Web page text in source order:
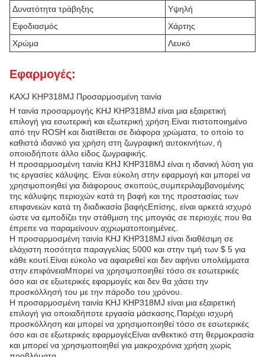
Δυνατότητα τράβηξης
Υψηλή
Εφοδιασμός
Χάρτης
Χρώμα
Λευκό
Εφαρμογές:
ΚΑΧJ KHP318MJ Προσαρμοσμένη ταινία
Η ταινία προσαρμογής KHJ KHP318MJ είναι μια εξαιρετική
επιλογή για εσωτερική και εξωτερική χρήση.Είναι πιστοποιημένο
από την ROSH και διατίθεται σε διάφορα χρώματα, το οποίο το
καθιστά ιδανικό για χρήση στη ζωγραφική αυτοκινήτων, ή
οποιοδήποτε άλλο είδος ζωγραφικής.
Η προσαρμοσμένη ταινία KHJ KHP318MJ είναι η ιδανική λύση για
τις εργασίες κάλυψης. Είναι εύκολη στην εφαρμογή και μπορεί να
χρησιμοποιηθεί για διάφορους σκοπούς,συμπεριλαμβανομένης
της κάλυψης περιοχών κατά τη βαφή και της προστασίας των
επιφανειών κατά τη διαδικασία βαφήςΕπίσης, είναι αρκετά ισχυρό
ώστε να εμποδίζει την στάθμιση της μπογιάς σε περιοχές που θα
έπρεπε να παραμείνουν αχρωματοποιημένες.
Η προσαρμοσμένη ταινία KHJ KHP318MJ είναι διαθέσιμη σε
ελάχιστη ποσότητα παραγγελίας 5000 και στην τιμή των $ 5 για
κάθε κουτί.Είναι εύκολο να αφαιρεθεί και δεν αφήνει υπολείμματα
στην επιφάνειαΜπορεί να χρησιμοποιηθεί τόσο σε εσωτερικές
όσο και σε εξωτερικές εφαρμογές και δεν θα χάσει την
προσκόλλησή του με την πάροδο του χρόνου.
Η προσαρμοσμένη ταινία KHJ KHP318MJ είναι μια εξαιρετική
επιλογή για οποιαδήποτε εργασία μάσκασης.Παρέχει ισχυρή
προσκόλληση και μπορεί να χρησιμοποιηθεί τόσο σε εσωτερικές
όσο και σε εξωτερικές εφαρμογέςΕίναι ανθεκτικό στη θερμοκρασία
και μπορεί να χρησιμοποιηθεί για μακροχρόνια χρήση χωρίς